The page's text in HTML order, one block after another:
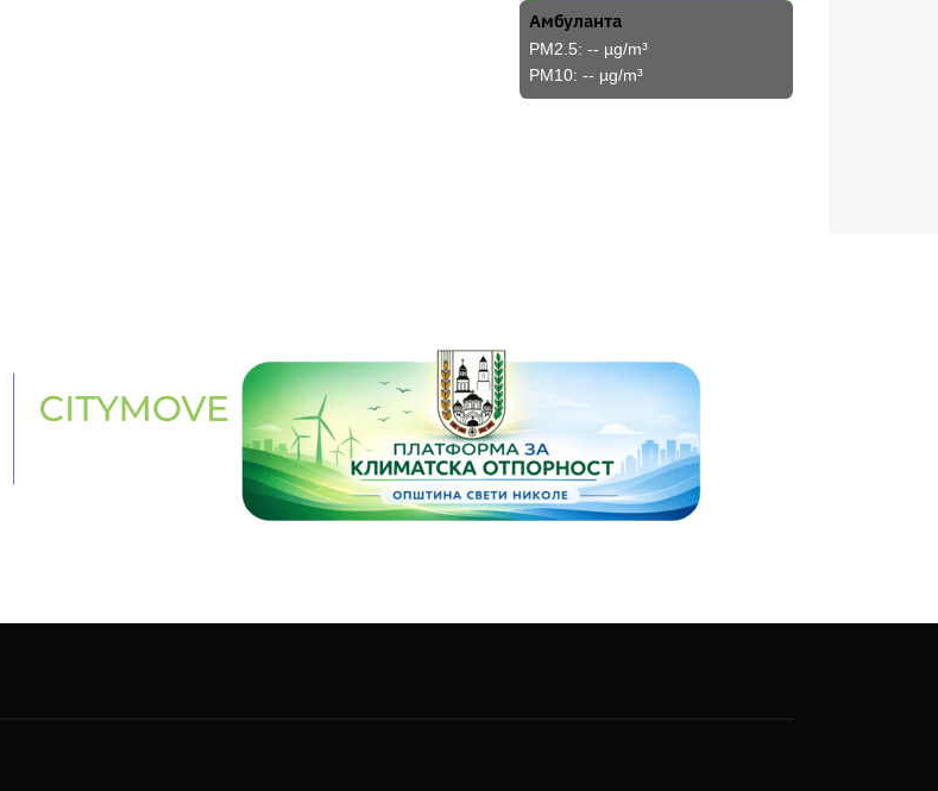
Амбуланта
PM2.5: -- µg/m³
PM10: -- µg/m³